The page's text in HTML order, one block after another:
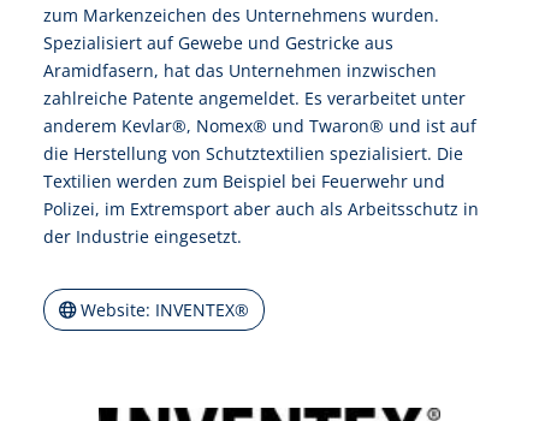
zum Markenzeichen des Unternehmens wurden.
Spezialisiert auf Gewebe und Gestricke aus
Aramidfasern, hat das Unternehmen inzwischen
zahlreiche Patente angemeldet. Es verarbeitet unter
anderem Kevlar®, Nomex® und Twaron® und ist auf
die Herstellung von Schutztextilien spezialisiert. Die
Textilien werden zum Beispiel bei Feuerwehr und
Polizei, im Extremsport aber auch als Arbeitsschutz in
der Industrie eingesetzt.
Website: INVENTEX®